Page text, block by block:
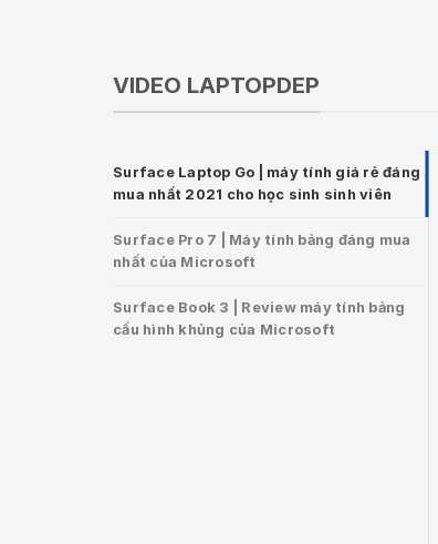
VIDEO LAPTOPDEP
Surface Laptop Go | máy tính giá rẻ đáng
mua nhất 2021 cho học sinh sinh viên
Surface Pro 7 | Máy tính bảng đáng mua
nhất của Microsoft
Surface Book 3 | Review máy tính bảng
cấu hình khủng của Microsoft